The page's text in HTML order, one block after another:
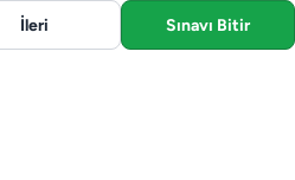
İleri Sınavı Bitir